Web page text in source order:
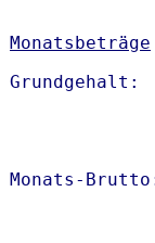
Monatsbeträge